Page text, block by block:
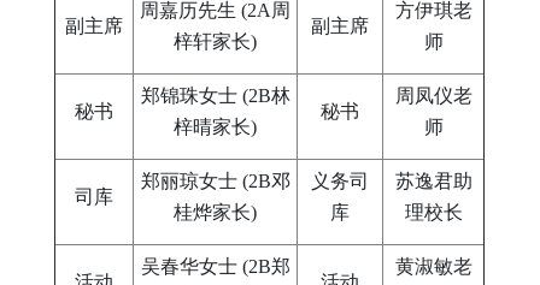
副主席
周嘉历先生 (2A周
梓轩家长)
副主席
方伊琪老
师
秘书
郑锦珠女士 (2B林
梓晴家长)
秘书
周凤仪老
师
司库
郑丽琼女士 (2B邓
桂烨家长)
义务司
库
苏逸君助
理校长
吴春华女士 (2B郑
黄淑敏老